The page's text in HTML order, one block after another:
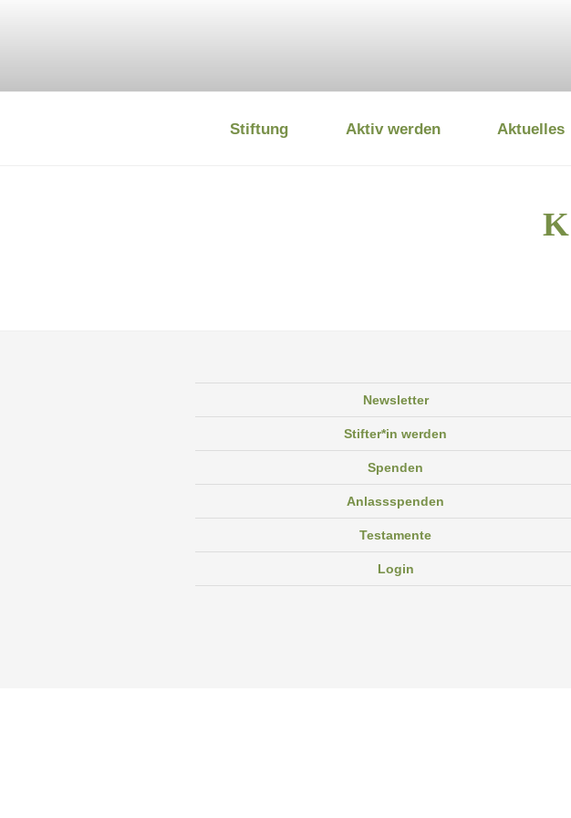
DEUTSCHE
Stiftung Aktiv werden Aktuelles
Newsletter
Stifter*in werden
Spenden
Anlassspenden
Testamente
Login